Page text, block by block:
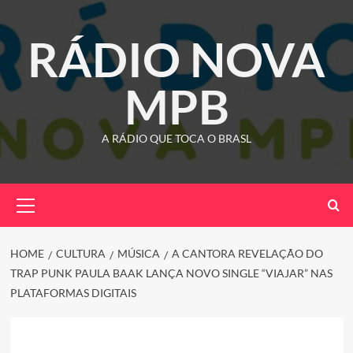
to
contentRÁDIO NOVA
MPB
A RÁDIO QUE TOCA O BRASL
Menu
HOME CULTURA MÚSICA
A CANTORA REVELAÇÃO DO
TRAP PUNK PAULA BAAK LANÇA NOVO SINGLE “VIAJAR” NAS
PLATAFORMAS DIGITAIS